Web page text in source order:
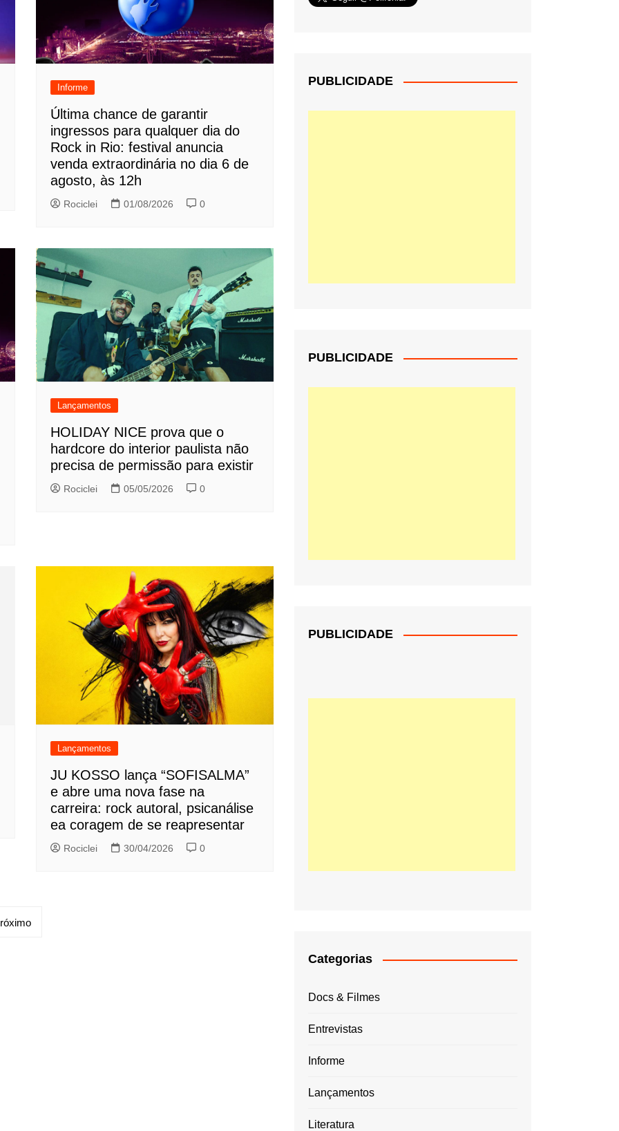
Informe
Última chance de garantir
ingressos para qualquer dia do
Rock in Rio: festival anuncia
venda extraordinária no dia 6 de
agosto, às 12h
Rociclei 01/08/2026 0
Lançamentos
HOLIDAY NICE prova que o
hardcore do interior paulista não
precisa de permissão para existir
Rociclei 05/05/2026 0
Lançamentos
JU KOSSO lança “SOFISALMA”
e abre uma nova fase na
carreira: rock autoral, psicanálise
ea coragem de se reapresentar
Rociclei 30/04/2026 0
PUBLICIDADE
PUBLICIDADE
PUBLICIDADE
Categorias
Docs & Filmes
Entrevistas
Informe
Lançamentos
Literatura